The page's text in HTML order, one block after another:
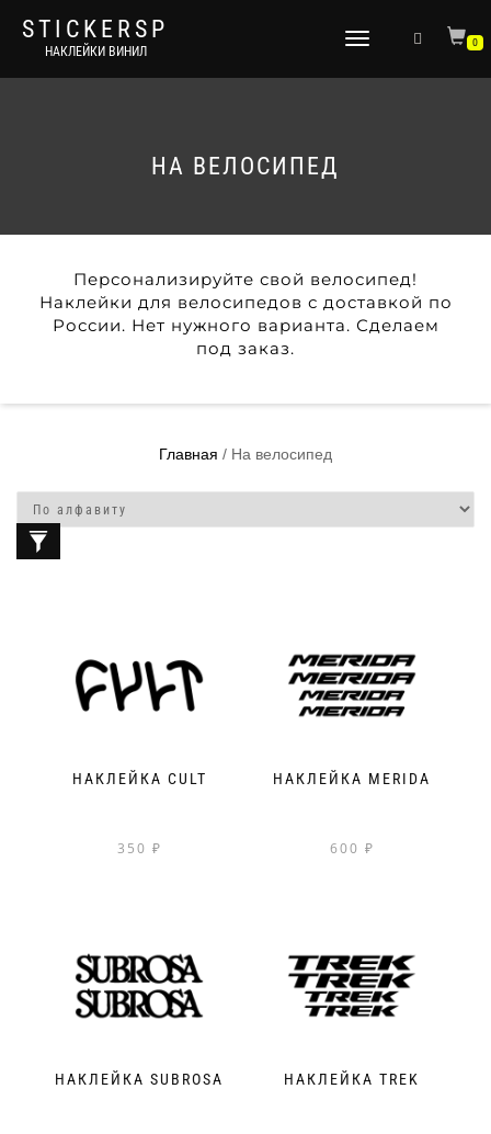
STICKERSP
НАКЛЕЙКИ ВИНИЛ
Переключить
0
НА ВЕЛОСИПЕД
Персонализируйте свой велосипед!
Наклейки для велосипедов с доставкой по
России. Нет нужного варианта. Сделаем
под заказ.
Главная / На велосипед
НАКЛЕЙКА CULT
350 ₽
НАКЛЕЙКА MERIDA
600 ₽
НАКЛЕЙКА SUBROSA НАКЛЕЙКА TREK